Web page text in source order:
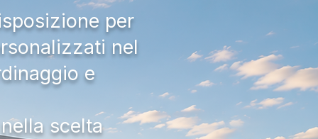
per
nel
e
scelta